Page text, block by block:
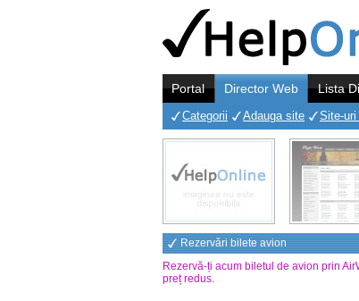
Portal Director Web Lista
Categorii Adauga site Site-uri
Rezervări bilete avion
Rezervă-ți acum biletul de avion prin
preț redus.